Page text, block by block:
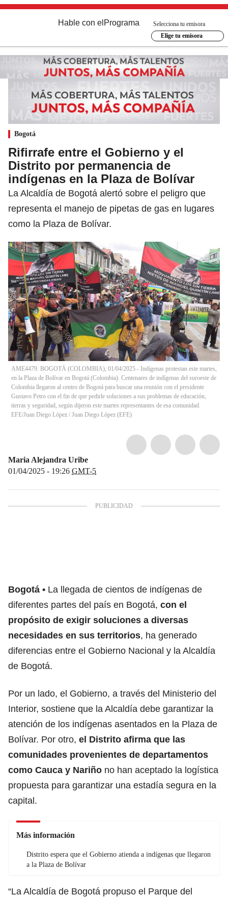
Hable con el Programa
Selecciona tu emisora
Elige tu emisora
Bogotá
Rifirrafe entre el Gobierno y el
Distrito por permanencia de
indígenas en la Plaza de Bolívar
La Alcaldía de Bogotá alertó sobre el peligro que
representa el manejo de pipetas de gas en lugares
como la Plaza de Bolívar.
AME4479. BOGOTÁ (COLOMBIA), 01/04/2025.- Indígenas protestan este martes,
en la Plaza de Bolívar en Bogotá (Colombia). Centenares de indígenas del suroeste de
Colombia llegaron al centro de Bogotá para buscar una reunión con el presidente
Gustavo Petro con el fin de que pedirle soluciones a sus problemas de educación,
tierras y seguridad, según dijeron este martes representantes de esa comunidad.
EFE/Juan Diego López / Juan Diego López (EFE)
Maria Alejandra Uribe
01/04/2025 - 19:26 GMT-5
Bogotá
La llegada de cientos de indígenas de
diferentes partes del país en Bogotá, con el
propósito de exigir soluciones a diversas
necesidades en sus territorios, ha generado
diferencias entre el Gobierno Nacional y la Alcaldía
de Bogotá.
Por un lado, el Gobierno, a través del Ministerio del
Interior, sostiene que la Alcaldía debe garantizar la
atención de los indígenas asentados en la Plaza de
Bolívar. Por otro, el Distrito afirma que las
comunidades provenientes de departamentos
como Cauca y Nariño no han aceptado la logística
propuesta para garantizar una estadía segura en la
capital.
Más información
Distrito espera que el Gobierno atienda a indígenas que llegaron
a la Plaza de Bolívar
“La Alcaldía de Bogotá propuso el Parque del